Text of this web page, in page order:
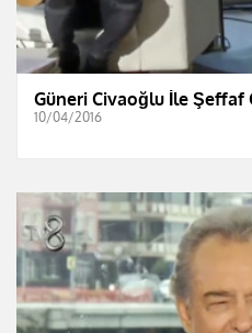
Güneri Civaoğlu İle Şeffaf
10/04/2016